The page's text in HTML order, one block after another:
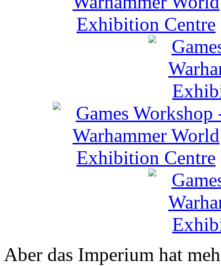
Aber das Imperium hat